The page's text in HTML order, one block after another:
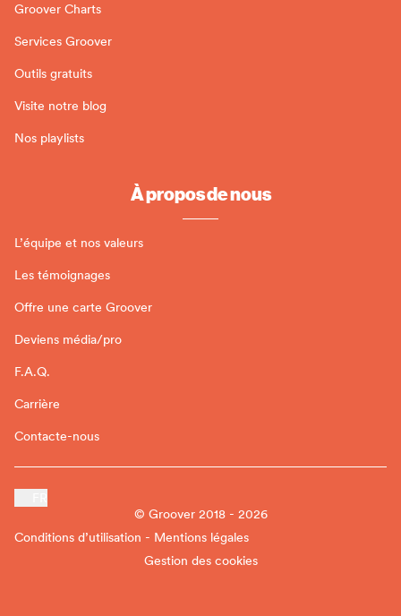
Groover Charts
Services Groover
Outils gratuits
Visite notre blog
Nos playlists
À propos de nous
L’équipe et nos valeurs
Les témoignages
Offre une carte Groover
Deviens média/pro
F.A.Q.
Carrière
Contacte-nous
© Groover 2018 - 2026
Conditions d’utilisation - Mentions légales
Gestion des cookies